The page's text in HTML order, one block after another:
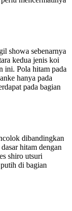
showa sebenarnya
kedua jenis koi
ini. Pola hitam pada
hanya pada
pada bagian
dibandingkan
hitam dengan
shiro utsuri
di bagian